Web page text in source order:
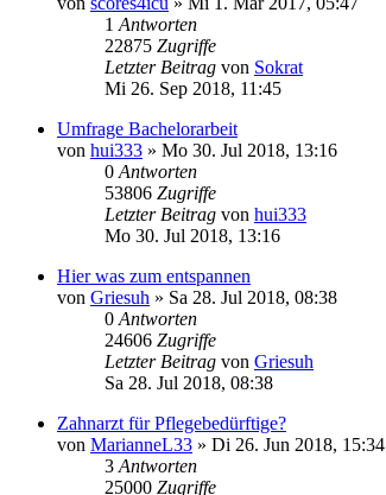
1 Antworten
22875 Zugriffe
Letzter Beitrag von Sokrat
Mi 26. Sep 2018, 11:45
Umfrage Bachelorarbeit
von hui333 » Mo 30. Jul 2018, 13:16
0 Antworten
53806 Zugriffe
Letzter Beitrag von hui333
Mo 30. Jul 2018, 13:16
Hier was zum entspannen
von Griesuh » Sa 28. Jul 2018, 08:38
0 Antworten
24606 Zugriffe
Letzter Beitrag von Griesuh
Sa 28. Jul 2018, 08:38
Zahnarzt für Pflegebedürftige?
von MarianneL33 » Di 26. Jun 2018, 15:34
3 Antworten
25000 Zugriffe